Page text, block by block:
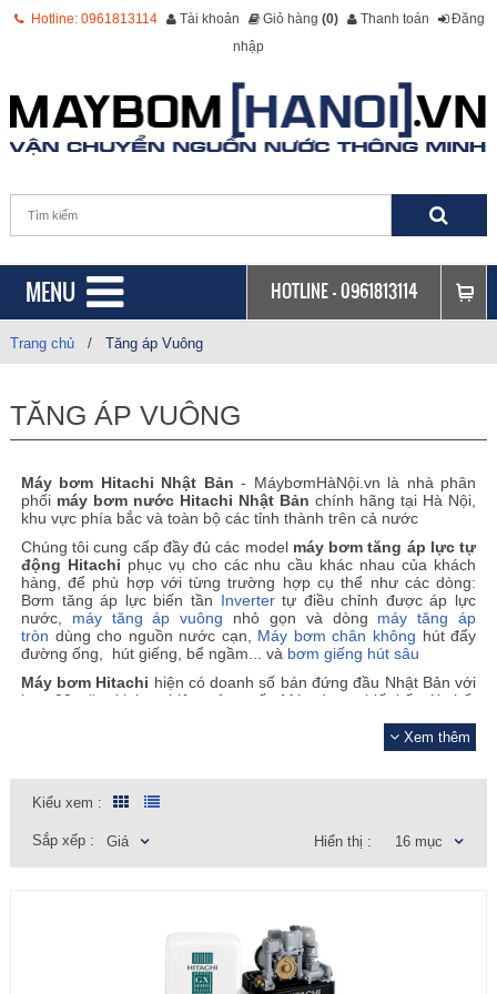
Hotline: 0961813114 Tài khoản Giỏ hàng (0) Thanh toán Đăng
nhập
MENU HOTLINE -0961813114
Trang chủ / Tăng áp Vuông
TĂNG ÁP VUÔNG
Máy bơm Hitachi Nhật Bản - MáybơmHàNội.vn là nhà phân
phối máy bơm nước Hitachi Nhật Bản chính hãng tại Hà Nội,
khu vực phía bắc và toàn bộ các tỉnh thành trên cả nước
Chúng tôi cung cấp đầy đủ các model máy bơm tăng áp lực tự
động Hitachi phục vụ cho các nhu cầu khác nhau của khách
hàng, để phù hợp với từng trường hợp cụ thể như các dòng:
Bơm tăng áp lực biến tần Invertertự điều chỉnh được áp lực
nước, máy tăng áp vuông nhỏ gọn và dòng máy tăng áp
tròn dùng cho nguồn nước cạn, Máy bơm chân không hút đẩy
đường ống, hút giếng, bể ngầm... và bơm giếng hút sâu
Máy bơm Hitachi hiện có doanh số bán đứng đầu Nhật Bản với
hơn 90 năm kinh nghiệm sản xuất. Máy được thiết kế với chất
(với dòng bơm
biến tần inverter). Tích hợp các tính năng an toàn như Rơ-le
hãng 100% (đầy đủ chứng chỉ CO-CQ chính ngạch)
và
được
bảo hành 3 năm
kiểu thiết kế nhỏ gọn nhưng hiệu suất cao, bạn sẽ không còn lo
ngại về áp lực nước. Dễ dàng lắp đặt cho dòng nước ổn định
Xem thêm
Kiểu xem :
Hiển thị : 16 mục
Sắp xếp : Giá